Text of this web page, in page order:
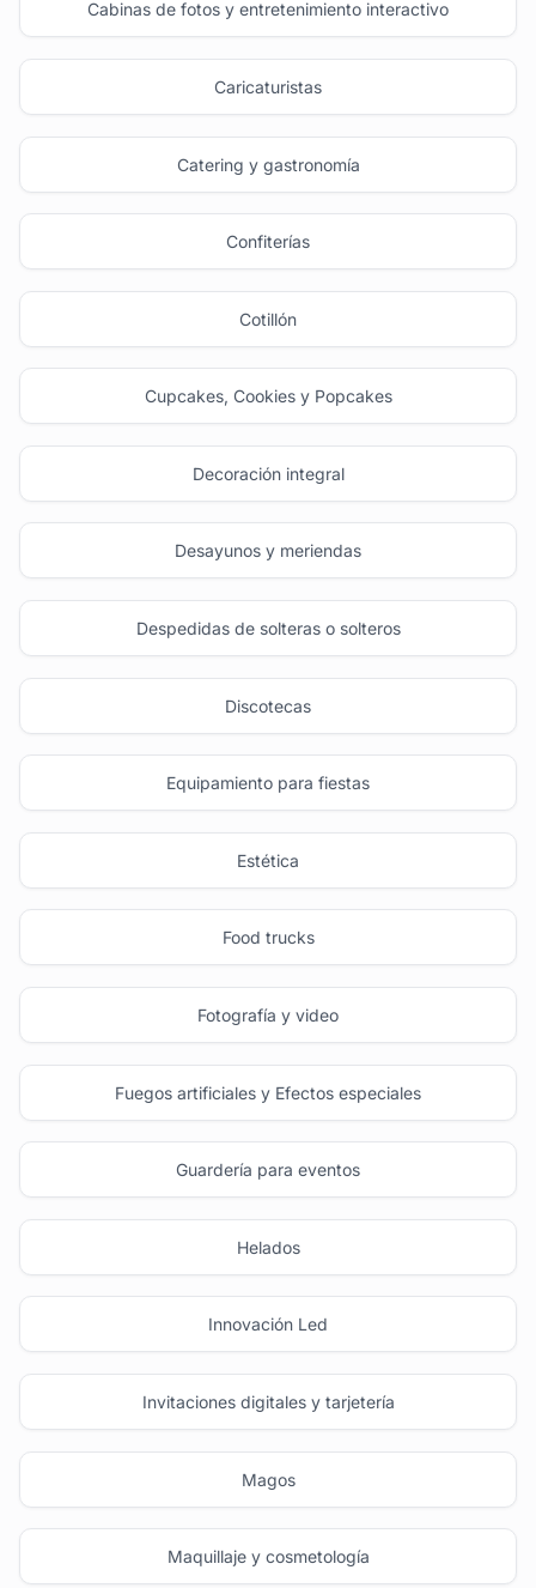
Cabinas de fotos y entretenimiento interactivo
Caricaturistas
Catering y gastronomía
Confiterías
Cotillón
Cupcakes, Cookies y Popcakes
Decoración integral
Desayunos y meriendas
Despedidas de solteras o solteros
Discotecas
Equipamiento para fiestas
Estética
Food trucks
Fotografía y video
Fuegos artificiales y Efectos especiales
Guardería para eventos
Helados
Innovación Led
Invitaciones digitales y tarjetería
Magos
Maquillaje y cosmetología